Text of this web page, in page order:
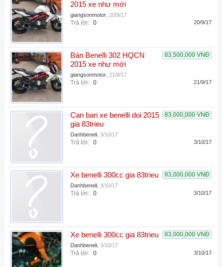
2015 xe như mới
giangsonmotor 20/9/17
Trả lời: 0 20/9/17
83,500,000 VNĐ
Bán Benelli 302 HQCN
2015 xe như mới
giangsonmotor 21/9/17
Trả lời: 0 21/9/17
83,000,000 VNĐ
Can ban xe benelli doi 2015
gia 83trieu
Danhbeneli 3/10/17
Trả lời: 0 3/10/17
83,000,000 VNĐ
Xe benelli 300cc gia 83trieu
Danhbeneli 3/10/17
Trả lời: 0 3/10/17
83,000,000 VNĐ
Xe benelli 300cc gia 83trieu
Danhbeneli 3/10/17
Trả lời: 0 3/10/17